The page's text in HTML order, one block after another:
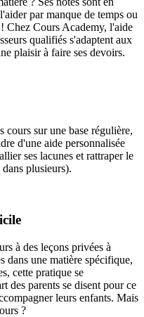
par manque de temps ou
Chez Cours Academy, l'aide
qualifiés s'adaptent aux
plaisir à faire ses devoirs.
sur une base régulière,
d'une aide personnalisée
ses lacunes et rattraper le
plusieurs).
à des leçons privées à
dans une matière spécifique,
cette pratique se
des parents se disent pour ce
leurs enfants. Mais
?